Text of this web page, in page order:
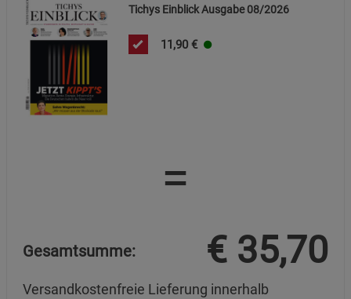
Tichys Einblick Ausgabe 08/2026
11,90 €
=
Gesamtsumme: € 35,70
Versandkostenfreie Lieferung innerhalb